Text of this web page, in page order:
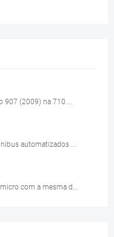
907 (2009) na 710....
automatizados ...
com a mesma d...